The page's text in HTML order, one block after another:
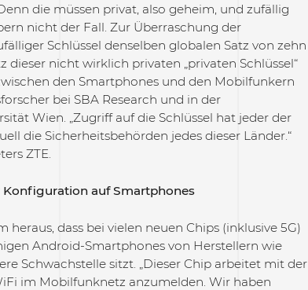
die müssen privat, also geheim, und zufällig
nicht der Fall. Zur Überraschung der
Schlüssel denselben globalen Satz von zehn
dieser nicht wirklich privaten „privaten Schlüssel“
den Smartphones und den Mobilfunkern
bei SBA Research und in der
Wien. „Zugriff auf die Schlüssel hat jeder der
die Sicherheitsbehörden jedes dieser Länder.“
ZTE.
auf Smartphones
dass bei vielen neuen Chips (inklusive 5G)
Android-Smartphones von Herstellern wie
Schwachstelle sitzt. „Dieser Chip arbeitet mit der
im Mobilfunknetz anzumelden. Wir haben